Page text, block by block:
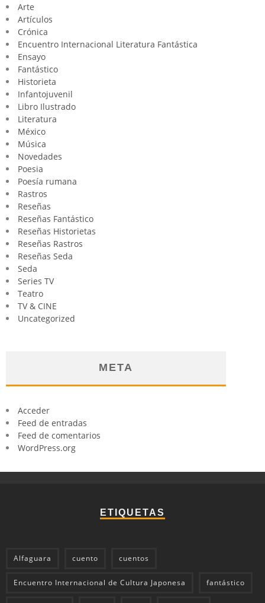
Arte
Artículos
Crónica
Encuentro Internacional Literatura Fantástica
Ensayo
Fantástico
Historieta
Infantojuvenil
Libro Ilustrado
Literatura
México
Música
Novedades
Poesia
Poesía rumana
Rastros
Reseñas
Reseñas Fantástico
Reseñas Historietas
Reseñas Rastros
Reseñas Seda
Seda
Series TV
Teatro
TV & CINE
Uncategorized
META
Acceder
Feed de entradas
Feed de comentarios
WordPress.org
ETIQUETAS
Alfaguara cuento cuentos
Encuentro Internacional de Cultura Japonesa fantástico